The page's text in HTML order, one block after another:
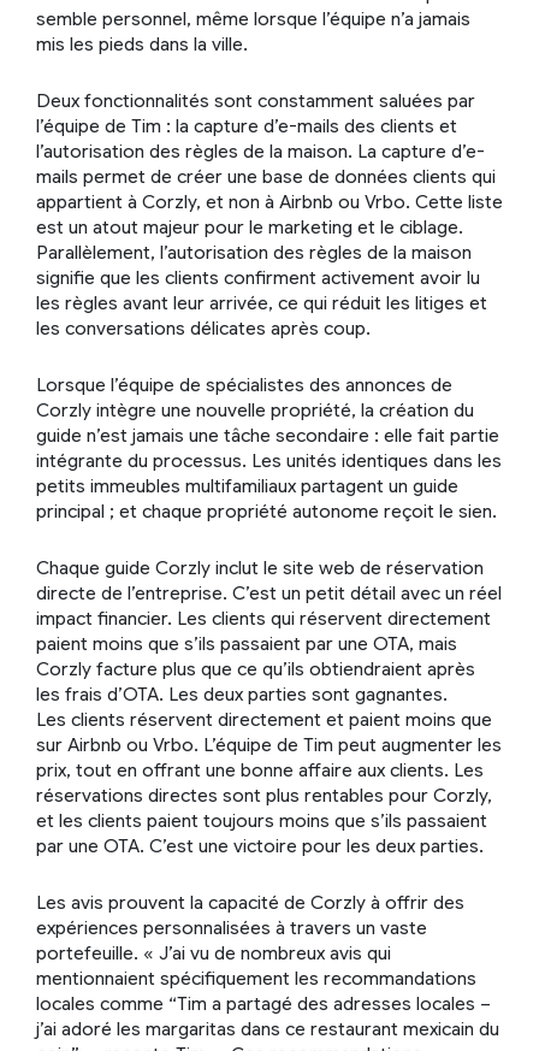
semble personnel, même lorsque l’équipe n’a jamais
mis les pieds dans la ville.
Deux fonctionnalités sont constamment saluées par
l’équipe de Tim : la capture d’e-mails des clients et
l’autorisation des règles de la maison. La capture d’e-
mails permet de créer une base de données clients qui
appartient à Corzly, et non à Airbnb ou Vrbo. Cette liste
est un atout majeur pour le marketing et le ciblage.
Parallèlement, l’autorisation des règles de la maison
signifie que les clients confirment activement avoir lu
les règles avant leur arrivée, ce qui réduit les litiges et
les conversations délicates après coup.
Lorsque l’équipe de spécialistes des annonces de
Corzly intègre une nouvelle propriété, la création du
guide n’est jamais une tâche secondaire : elle fait partie
intégrante du processus. Les unités identiques dans les
petits immeubles multifamiliaux partagent un guide
principal ; et chaque propriété autonome reçoit le sien.
Chaque guide Corzly inclut le site web de réservation
directe de l’entreprise. C’est un petit détail avec un réel
impact financier. Les clients qui réservent directement
paient moins que s’ils passaient par une OTA, mais
Corzly facture plus que ce qu’ils obtiendraient après
les frais d’OTA. Les deux parties sont gagnantes.
Les clients réservent directement et paient moins que
sur Airbnb ou Vrbo. L’équipe de Tim peut augmenter les
prix, tout en offrant une bonne affaire aux clients. Les
réservations directes sont plus rentables pour Corzly,
et les clients paient toujours moins que s’ils passaient
par une OTA. C’est une victoire pour les deux parties.
Les avis prouvent la capacité de Corzly à offrir des
expériences personnalisées à travers un vaste
portefeuille. « J’ai vu de nombreux avis qui
mentionnaient spécifiquement les recommandations
locales comme “Tim a partagé des adresses locales –
j’ai adoré les margaritas dans ce restaurant mexicain du